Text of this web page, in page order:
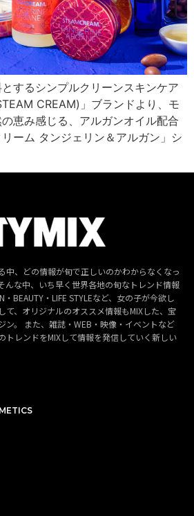
するシンプルクリーンスキンケア
CREAM)」ブランドより、モ
恵み感じる、アルガンオイル配合
ーム タンジェリン＆アルガン」シ
中、どの情報が旬で正しいのかわからなくなっ
んな中、いち早く世界各地の旬なトレンド情報
・BEAUTY・LIFE STYLEなど、女の子が今欲し
て、オリジナルのオススメ情報もMIXした、宝
ン。 また、雑誌・WEB・映像・イベントなど
トレンドをMIXして情報を発信していく新しい